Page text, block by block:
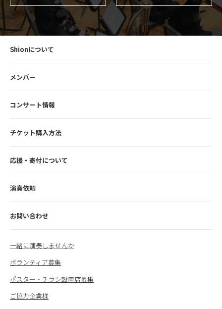
Shionについて
メンバー
コンサート情報
チケット購入方法
応援・寄付について
演奏依頼
お問い合わせ
一緒に演奏しませんか
ボランティア募集
ポスター・チラシ設置店募集
ご協力企業様